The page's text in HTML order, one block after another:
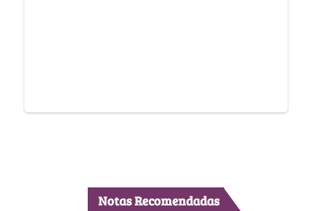
Notas Recomendadas